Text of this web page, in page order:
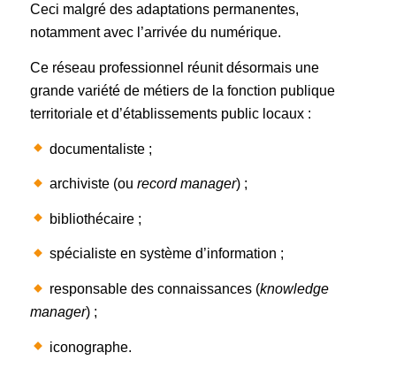
Ceci malgré des adaptations permanentes,
notamment avec l’arrivée du numérique.
Ce réseau professionnel réunit désormais une
grande variété de métiers de la fonction publique
territoriale et d’établissements public locaux :
documentaliste ;
archiviste (ou record manager) ;
bibliothécaire ;
spécialiste en système d’information ;
responsable des connaissances (knowledge
manager) ;
iconographe.